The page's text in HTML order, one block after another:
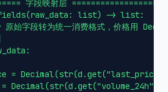
字段映射层 ==================
list) -> list:
始字段转为统一消费格式，价格用
=
Decimal(str(d.get("volume_24h",